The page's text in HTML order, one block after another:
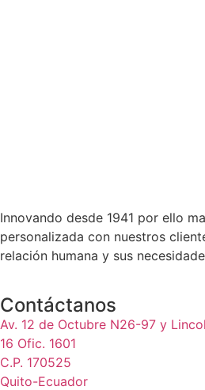
Innovando desde 1941 por ello
personalizada con nuestros
relación humana y sus
Contáctanos
Av. 12 de Octubre N26-97 y
16 Ofic. 1601
C.P. 170525
Quito-Ecuador